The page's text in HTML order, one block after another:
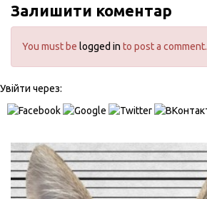
Залишити коментар
You must be logged in to post a comment.
Увійти через: